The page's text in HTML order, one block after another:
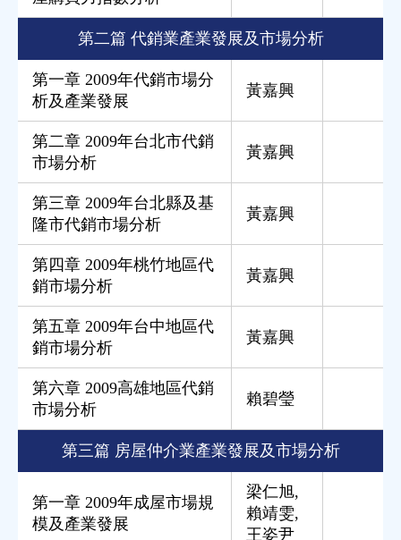
第二篇 代銷業產業發展及市場分析
第一章 2009年代銷市場分
析及產業發展
黃嘉興
第二章 2009年台北市代銷
市場分析
黃嘉興
第三章 2009年台北縣及基
隆市代銷市場分析
黃嘉興
第四章 2009年桃竹地區代
銷市場分析
黃嘉興
第五章 2009年台中地區代
銷市場分析
黃嘉興
第六章 2009高雄地區代銷
市場分析
賴碧瑩
第三篇 房屋仲介業產業發展及市場分析
第一章 2009年成屋市場規
模及產業發展
梁仁旭,
賴靖雯,
王姿尹